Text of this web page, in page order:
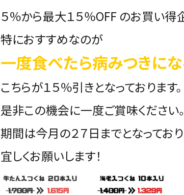
５％から最大１５％OFF のお買い得
特におすすめなのが
一度食べたら病みつきに
こちらが１５％引きとなっております。
是非この機会に一度ご賞味ください。
期間は今月の２７日までとなっており
宜しくお願いします！